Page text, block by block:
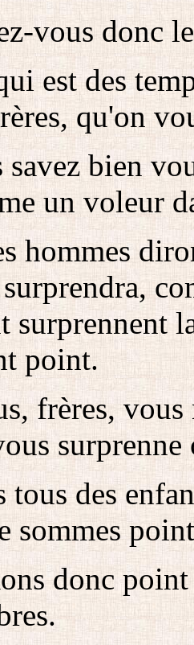
vous donc
est des
qu'on
bien
un voleur
hommes
surprennent
point.
frères, vous
tous des
sommes
donc